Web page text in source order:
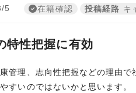
5 在籍確認 投稿経路 キ
特性把握に有効
管理、志向性把握などの理由
すいのではないかと思います。